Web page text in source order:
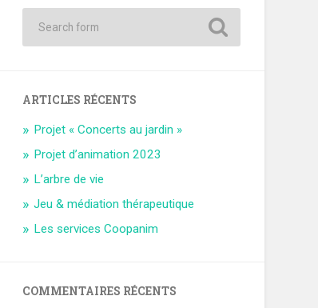
ARTICLES RÉCENTS
Projet « Concerts au jardin »
Projet d’animation 2023
L’arbre de vie
Jeu & médiation thérapeutique
Les services Coopanim
COMMENTAIRES RÉCENTS